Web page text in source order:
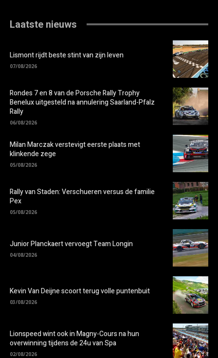
Laatste nieuws
Lismont rijdt beste stint van zijn leven
07/08/2026
Rondes 7 en 8 van de Porsche Rally Trophy
Benelux uitgesteld na annulering Saarland-Pfalz
Rally
06/08/2026
Milan Marczak verstevigt eerste plaats met
klinkende zege
05/08/2026
Rally van Staden: Verschueren versus de familie
Pex
05/08/2026
Junior Planckaert vervoegt Team Longin
04/08/2026
Kevin Van Deijne scoort terug volle puntenbuit
03/08/2026
Lionspeed wint ook in Magny-Cours na hun
overwinning tijdens de 24u van Spa
02/08/2026